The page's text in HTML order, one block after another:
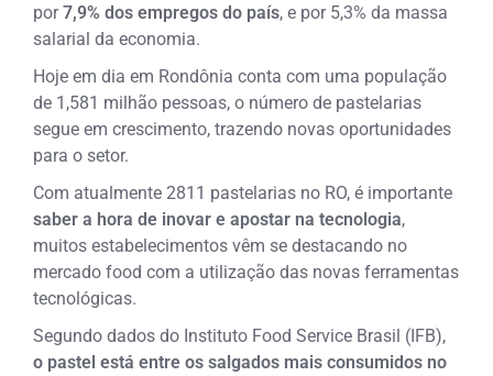
por7,9% dos empregos do país, e por 5,3% da massa
salarial da economia.
Hoje em dia em Rondônia conta com uma população
de 1,581 milhão pessoas, o número de pastelarias
segue em crescimento, trazendo novas oportunidades
para o setor.
Com atualmente 2811 pastelarias no RO, é importante
saber a hora de inovar e apostar na tecnologia,
muitos estabelecimentos vêm se destacando no
mercado food com a utilização das novas ferramentas
tecnológicas.
Segundo dados do Instituto Food Service Brasil (IFB),
o pastel está entre os salgados mais consumidos no